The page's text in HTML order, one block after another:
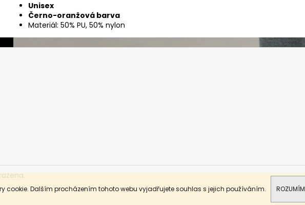
cookie. Dalším procházením tohoto webu vyjadřujete souhlas s jejich používáním. ROZUMÍM
Unisex
Černo-oranžová barva
Materiál: 50% PU, 50% nylon